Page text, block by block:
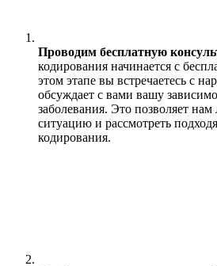
Проводим бесплатную
кодирования начинается с
этом этапе вы встречаетесь с
обсуждает с вами вашу
заболевания. Это позволяет
ситуацию и рассмотреть
кодирования.